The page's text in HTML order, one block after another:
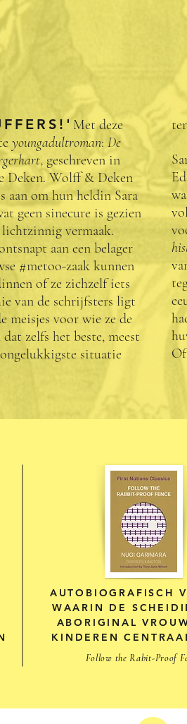
Met deze
youngadultroman: De
, geschreven in
Deken. Wolff & Deken
aan om hun heldin Sara
geen sinecure is gezien
vermaak.
aan een belager
#metoo-zaak kunnen
of ze zichzelf iets
van de schrijfsters ligt
meisjes voor wie ze de
zelfs het beste, meest
situatie
AUTOBIOGRAFISCH
WAARIN DE
ABORIGINAL
KINDEREN
Follow the Rabit-Proof